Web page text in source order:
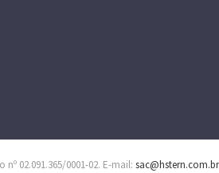
02.091.365/0001-02. E-mail: sac@hstern.com.br